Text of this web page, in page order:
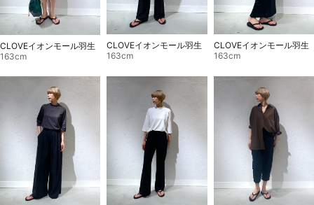
CLOVEイオンモール羽生
163cm
CLOVEイオンモール羽生
163cm
CLOVEイオンモール羽生
163cm